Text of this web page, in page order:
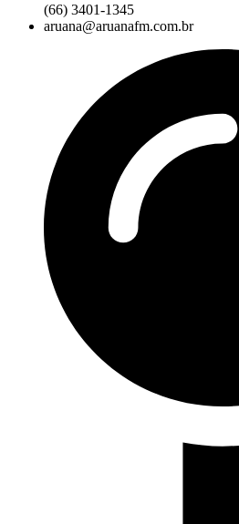
(66) 3401-1345
aruana@aruanafm.com.br